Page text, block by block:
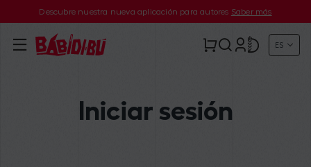
Descubre nuestra nueva aplicación para autores Saber más
ES
Iniciar sesión